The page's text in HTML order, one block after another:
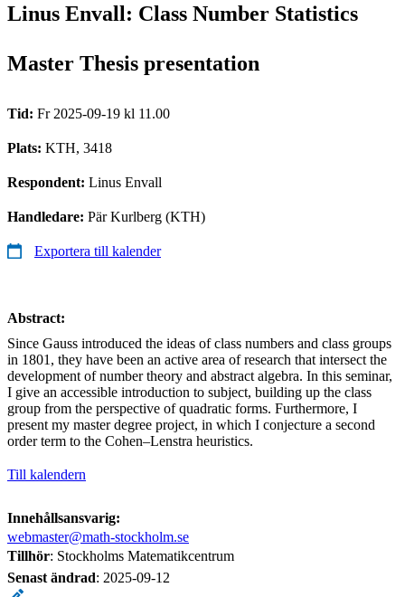
Linus Envall: Class Number Statistics
Master Thesis presentation
Tid: Fr 2025-09-19 kl 11.00
Plats: KTH, 3418
Respondent: Linus Envall
Handledare: Pär Kurlberg (KTH)
Exportera till kalender
Abstract:
Since Gauss introduced the ideas of class numbers and class groups
in 1801, they have been an active area of research that intersect the
development of number theory and abstract algebra. In this seminar,
I give an accessible introduction to subject, building up the class
group from the perspective of quadratic forms. Furthermore, I
present my master degree project, in which I conjecture a second
order term to the Cohen–Lenstra heuristics.
Till kalendern
Innehållsansvarig:
webmaster@math-stockholm.se
Tillhör: Stockholms Matematikcentrum
Senast ändrad: 2025-09-12